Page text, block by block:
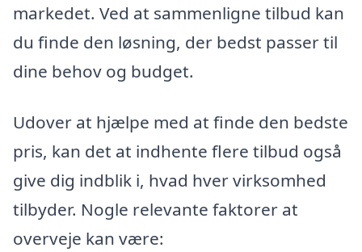
markedet. Ved at sammenligne tilbud kan
du finde den løsning, der bedst passer til
dine behov og budget.
Udover at hjælpe med at finde den bedste
pris, kan det at indhente flere tilbud også
give dig indblik i, hvad hver virksomhed
tilbyder. Nogle relevante faktorer at
overveje kan være: